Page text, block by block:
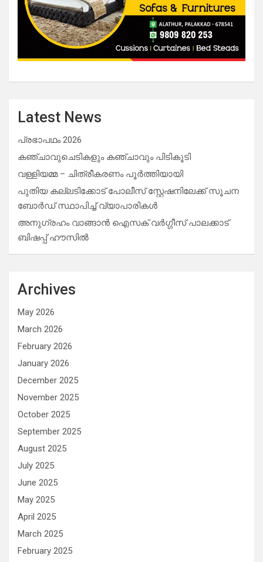
Latest News
പ്രഭാപഥം 2026
കഞ്ചാവുചെടികളും കഞ്ചാവും പിടികൂടി
വള്ളിയമ്മ – ചിത്രീകരണം പൂർത്തിയായി
പുതിയ കല്ലടിക്കോട് പോലീസ് സ്റ്റേഷനിലേക്ക് സൂചന
ബോർഡ് സ്ഥാപിച്ച് വ്യാപാരികൾ
അനുഗ്രഹം വാങ്ങാൻ ഐസക് വര്‍ഗ്ഗീസ് പാലക്കാട്
ബിഷപ്പ് ഹൗസില്‍
Archives
May 2026
March 2026
February 2026
January 2026
December 2025
November 2025
October 2025
September 2025
August 2025
July 2025
June 2025
May 2025
April 2025
March 2025
February 2025